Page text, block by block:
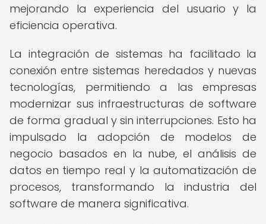
mejorando la experiencia del usuario y la
eficiencia operativa.
La integración de sistemas ha facilitado la
conexión entre sistemas heredados y nuevas
tecnologías, permitiendo a las empresas
modernizar sus infraestructuras de software
de forma gradual y sin interrupciones. Esto ha
impulsado la adopción de modelos de
negocio basados en la nube, el análisis de
datos en tiempo real y la automatización de
procesos, transformando la industria del
software de manera significativa.